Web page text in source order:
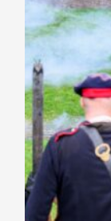
Tanaka,